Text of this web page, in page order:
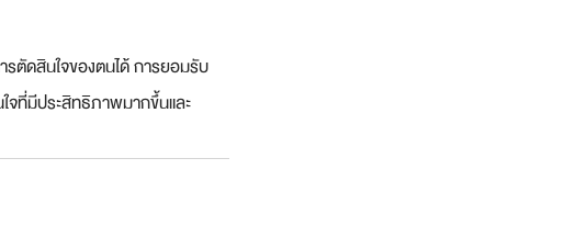
รตัดสินใจของตนได้ การยอมรับ
จที่มีประสิทธิภาพมากขึ้นและ